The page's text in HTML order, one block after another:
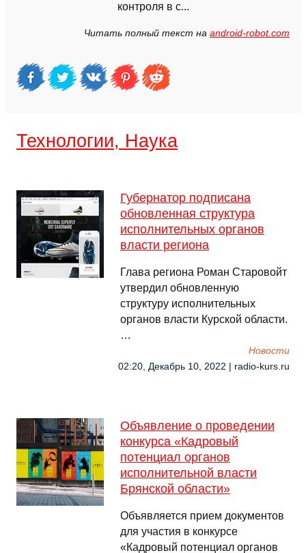
контроля в с...
Читать полный текст на android-robot.com
Технологии, Наука
Губернатор подписана
обновленная структура
исполнительных органов
власти региона
Глава региона Роман Старовойт
утвердил обновленную
структуру исполнительных
органов власти Курской области.
…
Новости
02:20, Декабрь 10, 2022 | radio-kurs.ru
Объявление о проведении
конкурса «Кадровый
потенциал органов
исполнительной власти
Брянской области»
Объявляется прием документов
для участия в конкурсе
«Кадровый потенциал органов